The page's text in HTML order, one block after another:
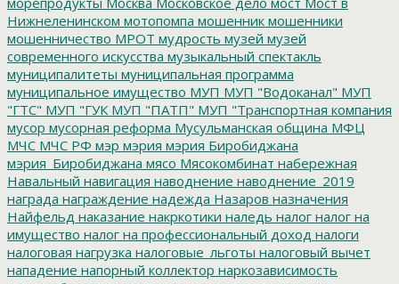
Нижнеленинском мотопомпа мошенник мошенники
мошенничество МРОТ мудрость музей музей
современного искусства музыкальный спектакль
муниципалитеты муниципальная программа
муниципальное имущество МУП МУП "Водоканал" МУП
"ГТС" МУП "ГУК МУП "ПАТП" МУП "Транспортная компания
мусор мусорная реформа Мусульманская община МФЦ
МЧС МЧС РФ мэр мэрия мэрия Биробиджана
мэрия_Биробиджана мясо Мясокомбинат набережная
Навальный навигация наводнение наводнение_2019
награда награждение надежда Назаров назначения
Найфельд наказание накркотики наледь налог налог на
имущество налог на профессиональный доход налоги
налоговая нагрузка налоговые_льготы налоговый вычет
нападение напорный коллектор наркозависимость